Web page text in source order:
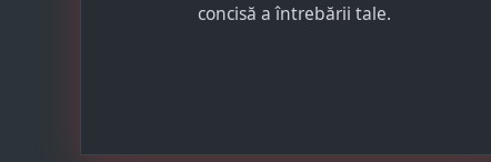
concisă a întrebării tale.